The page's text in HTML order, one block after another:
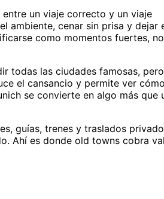
un viaje correcto y un viaje
ambiente, cenar sin prisa y dejar
como momentos fuertes,
todas las ciudades famosas,
el cansancio y permite ver cómo
se convierte en algo más que
guías, trenes y traslados
Ahí es donde old towns cobra